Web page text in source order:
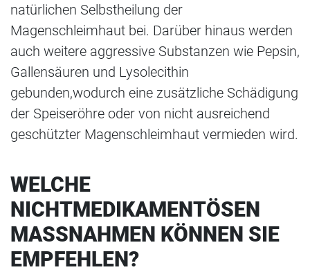
natürlichen Selbstheilung der
Magenschleimhaut bei. Darüber hinaus werden
auch weitere aggressive Substanzen wie Pepsin,
Gallensäuren und Lysolecithin
gebunden,wodurch eine zusätzliche Schädigung
der Speiseröhre oder von nicht ausreichend
geschützter Magenschleimhaut vermieden wird.
WELCHE
NICHTMEDIKAMENTÖSEN
MASSNAHMEN KÖNNEN SIE E
MPFEHLEN?